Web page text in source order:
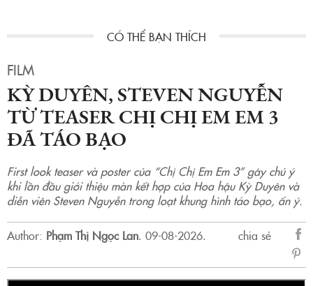
FILM
KỲ DUYÊN, STEVEN NGUYỄN
TỪ TEASER CHỊ CHỊ EM EM 3
ĐÃ TÁO BẠO
First look teaser và poster của “Chị Chị Em Em 3” gây chú ý
khi lần đầu giới thiệu màn kết hợp của Hoa hậu Kỳ Duyên và
diễn viên Steven Nguyễn trong loạt khung hình táo bạo, ẩn ý.
Author: Phạm Thị Ngọc Lan. 09-08-2026.
chia sẻ
sẻ